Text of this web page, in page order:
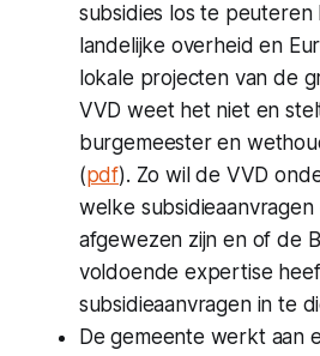
subsidies los te peuteren
landelijke overheid en
lokale projecten van de
VVD weet het niet en
burgemeester en
(pdf). Zo wil de VVD
welke
afgewezen zijn en of de
voldoende expertise
subsidieaanvragen in te
De gemeente werkt aan